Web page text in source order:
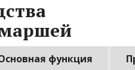
функция